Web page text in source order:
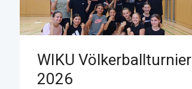
WIKU Völkerballturnier
2026